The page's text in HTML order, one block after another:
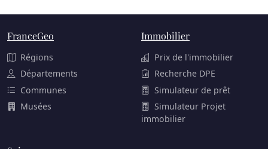
FranceGeo
Régions
Départements
Communes
Musées
Immobilier
Prix de l'immobilier
Recherche DPE
Simulateur de prêt
Simulateur Projet
immobilier